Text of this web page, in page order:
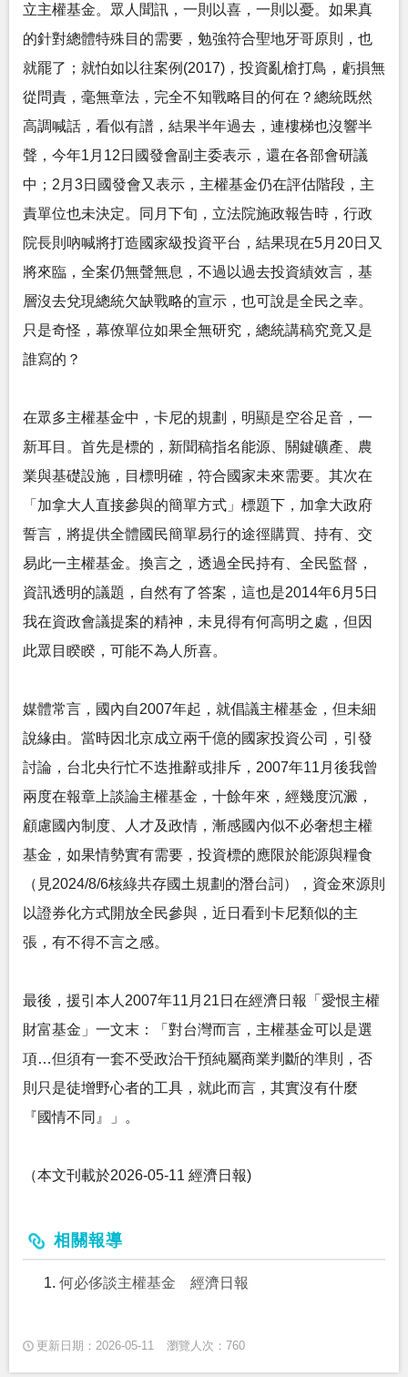
立主權基金。眾人聞訊，一則以喜，一則以憂。如果真
的針對總體特殊目的需要，勉強符合聖地牙哥原則，也
就罷了；就怕如以往案例(2017)，投資亂槍打鳥，虧損無
從問責，毫無章法，完全不知戰略目的何在？總統既然
高調喊話，看似有譜，結果半年過去，連樓梯也沒響半
聲，今年1月12日國發會副主委表示，還在各部會研議
中；2月3日國發會又表示，主權基金仍在評估階段，主
責單位也未決定。同月下旬，立法院施政報告時，行政
院長則吶喊將打造國家級投資平台，結果現在5月20日又
將來臨，全案仍無聲無息，不過以過去投資績效言，基
層沒去兌現總統欠缺戰略的宣示，也可說是全民之幸。
只是奇怪，幕僚單位如果全無研究，總統講稿究竟又是
誰寫的？
在眾多主權基金中，卡尼的規劃，明顯是空谷足音，一
新耳目。首先是標的，新聞稿指名能源、關鍵礦產、農
業與基礎設施，目標明確，符合國家未來需要。其次在
「加拿大人直接參與的簡單方式」標題下，加拿大政府
誓言，將提供全體國民簡單易行的途徑購買、持有、交
易此一主權基金。換言之，透過全民持有、全民監督，
資訊透明的議題，自然有了答案，這也是2014年6月5日
我在資政會議提案的精神，未見得有何高明之處，但因
此眾目睽睽，可能不為人所喜。
媒體常言，國內自2007年起，就倡議主權基金，但未細
說緣由。當時因北京成立兩千億的國家投資公司，引發
討論，台北央行忙不迭推辭或排斥，2007年11月後我曾
兩度在報章上談論主權基金，十餘年來，經幾度沉澱，
顧慮國內制度、人才及政情，漸感國內似不必奢想主權
基金，如果情勢實有需要，投資標的應限於能源與糧食
（見2024/8/6核綠共存國土規劃的潛台詞），資金來源則
以證券化方式開放全民參與，近日看到卡尼類似的主
張，有不得不言之感。
最後，援引本人2007年11月21日在經濟日報「愛恨主權
財富基金」一文末：「對台灣而言，主權基金可以是選
項…但須有一套不受政治干預純屬商業判斷的準則，否
則只是徒增野心者的工具，就此而言，其實沒有什麼
『國情不同』」。
（本文刊載於2026-05-11 經濟日報)
相關報導
何必侈談主權基金 經濟日報
更新日期：2026-05-11 瀏覽人次：760